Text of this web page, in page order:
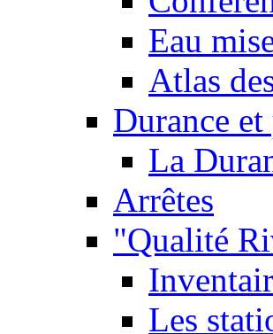
Eau
Atlas
Durance
La
Arrêtes
"Qualité
Les